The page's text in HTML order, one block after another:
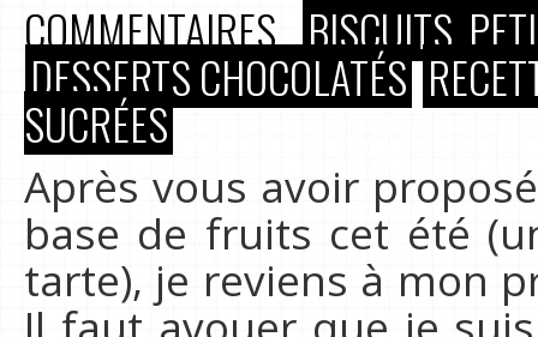
COMMENTAIRES BISCUITS,
DESSERTS CHOCOLATÉS
SUCRÉES
Après vous avoir
base de fruits cet été
tarte), je reviens à mon